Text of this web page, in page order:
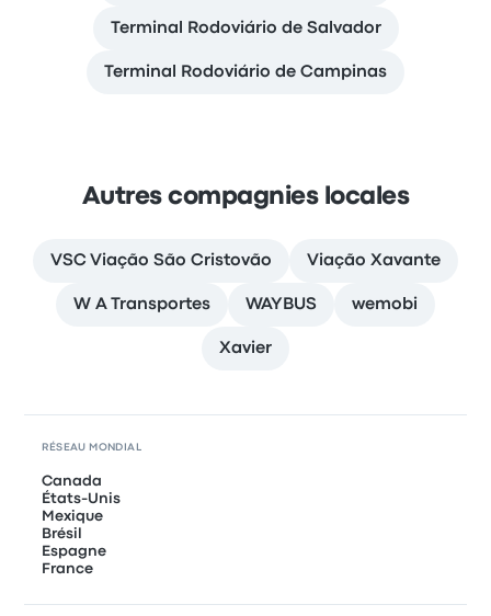
Terminal Rodoviário de Salvador
Terminal Rodoviário de Campinas
Autres compagnies locales
VSC Viação São Cristovão Viação Xavante
W A Transportes WAYBUS wemobi
Xavier
RÉSEAU MONDIAL
Canada
États-Unis
Mexique
Brésil
Espagne
France